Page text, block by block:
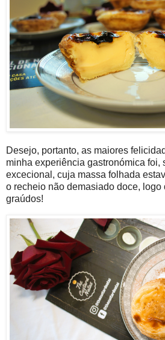
Desejo, portanto, as maiores
minha experiência gastronómica foi,
excecional, cuja massa folhada
o recheio não demasiado doce, logo
graúdos!